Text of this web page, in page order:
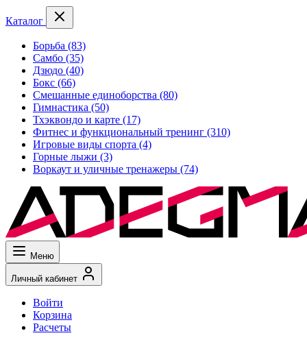
Каталог
Борьба (83)
Самбо (35)
Дзюдо (40)
Бокс (66)
Смешанные единоборства (80)
Гимнастика (50)
Тхэквондо и карте (17)
Фитнес и функциональный тренинг (310)
Игровые виды спорта (4)
Горные лыжи (3)
Воркаут и уличные тренажеры (74)
Меню
Личный кабинет
Войти
Корзина
Расчеты